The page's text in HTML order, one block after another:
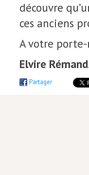
découvre
ces anciens
A votre
Elvire
Partager